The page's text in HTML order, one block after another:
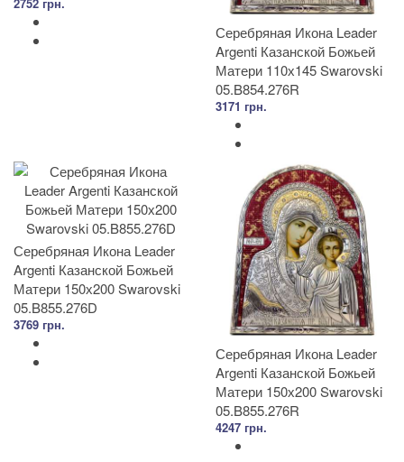
Серебряная Икона Leader
Argenti Казанской Божьей
Матери 110х145 Swarovski
05.B854.276R
3171 грн.
Серебряная Икона Leader
Argenti Казанской Божьей
Матери 150х200 Swarovski
05.B855.276D
3769 грн.
Серебряная Икона Leader
Argenti Казанской Божьей
Матери 150х200 Swarovski
05.B855.276R
4247 грн.